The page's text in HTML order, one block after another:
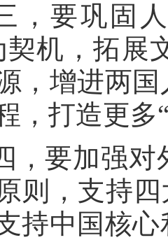
，要巩固
契机，拓展
，增进两
，打造更多
，要加强对
则，支持
持中国核